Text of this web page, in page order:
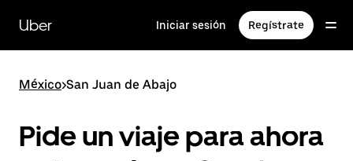
contenido
principal
Uber Iniciar sesión Regístrate
México>San Juan de Abajo
Pide un viaje para ahora